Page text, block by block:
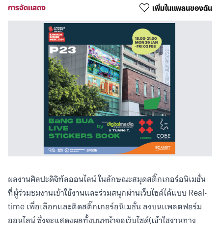
การจัดแสดง เพิ่มในแพลนของฉัน
ผลงานศิลปะดิจิทัลออนไลน์ ในลักษณะสมุดสติ๊กเกอร์อนิเมชั่น
ที่ผู้ร่วมชมงานเข้าใช้งานและร่วมสนุกผ่านเว็บไซด์ได้แบบ Real-
time เพื่อเลือกและติดสติ๊กเกอร์อนิเมชั่น ลงบนแพลตฟอร์ม
ออนไลน์ ซึ่งจะแสดงผลทั้งบนหน้าจอเว็บไซด์(เข้าใชงานทาง